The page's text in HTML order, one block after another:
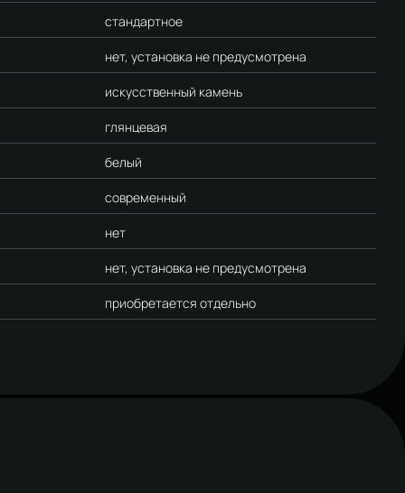
стандартное
нет, установка не предусмотрена
искусственный камень
глянцевая
белый
современный
нет
нет, установка не предусмотрена
приобретается отдельно